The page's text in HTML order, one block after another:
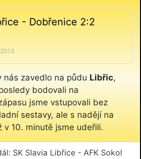
- Dobřenice 2:2
nás zavedlo na půdu Libřic,
bodovali na
jsme vstupovali bez
sestavy, ale s nadějí na
v 10. minutě jsme udeřili.
SK Slavia Libřice - AFK Sokol